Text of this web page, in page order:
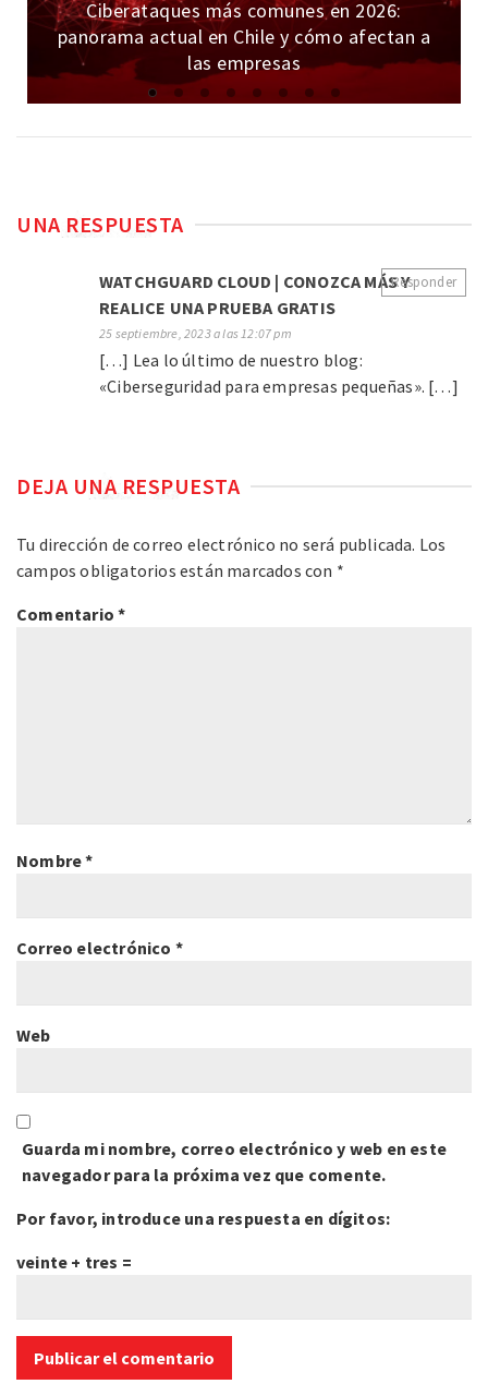
Ciberataques más comunes en 2026:
panorama actual en Chile y cómo afectan a
las empresas
UNA RESPUESTA
WATCHGUARD CLOUD | CONOZCA MÁS Y
REALICE UNA PRUEBA GRATIS
25 septiembre, 2023 a las 12:07 pm
[…] Lea lo último de nuestro blog:
«Ciberseguridad para empresas pequeñas». […]
Responder
DEJA UNA RESPUESTA
Tu dirección de correo electrónico no será publicada. Los
campos obligatorios están marcados con *
Comentario*
Nombre*
Correo electrónico *
Web
Guarda mi nombre, correo electrónico y web en este
navegador para la próxima vez que comente.
Por favor, introduce una respuesta en dígitos:
veinte + tres =